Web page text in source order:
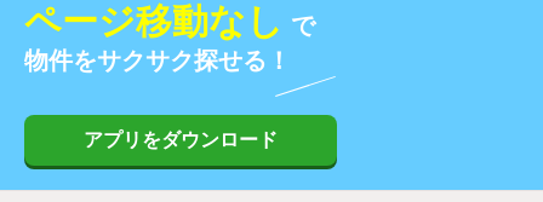
ページ移動なし で
物件をサクサク探せる！
アプリをダウンロード